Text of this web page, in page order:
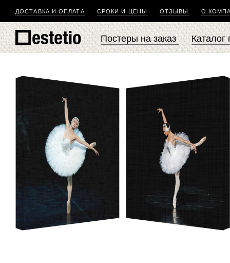
ДОСТАВКА И ОПЛАТА СРОКИ И ЦЕНЫ ОТЗЫВЫ О
Постеры на заказ Каталог